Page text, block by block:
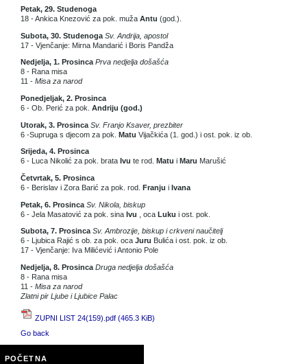
Petak, 29. Studenoga
18 - Ankica Knezović za pok. muža Antu (god.).
Subota, 30. Studenoga Sv. Andrija, apostol
17 - Vjenčanje: Mirna Mandarić i Boris Pandža
Nedjelja, 1. ProsincaPrva nedjelja došašća
8 - Rana misa
11 - Misa za narod
Ponedjeljak, 2. Prosinca
6 - Ob. Perić za pok. Andriju (god.)
Utorak, 3. Prosinca Sv. Franjo Ksaver, prezbiter
6 -Supruga s djecom za pok. Matu Vijačkića (1. god.) i ost. pok. iz ob.
Srijeda, 4. Prosinca
6 - Luca Nikolić za pok. brata Ivu te rod. Matu i Maru Marušić
Četvrtak, 5. Prosinca
6 - Berislav i Zora Barić za pok. rod. Franju i Ivana
Petak, 6. Prosinca Sv. Nikola, biskup
6 - Jela Masatović za pok. sina Ivu , oca Luku i ost. pok.
Subota, 7. ProsincaSv. Ambrozije, biskup i crkveni naučitelj
6 - Ljubica Rajić s ob. za pok. oca Juru Bulića i ost. pok. iz ob.
17 - Vjenčanje: Iva Milićević i Antonio Pole
Nedjelja, 8. Prosinca Druga nedjelja došašća
8 - Rana misa
11 - Misa za narod
Zlatni pir Ljube i Ljubice Palac
ZUPNI LIST 24(159).pdf (465.3 KiB)
Go back
POČETNA